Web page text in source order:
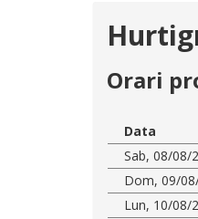
Orari
Data
Sab, 08/08/
Dom, 09/
Lun, 10/08/